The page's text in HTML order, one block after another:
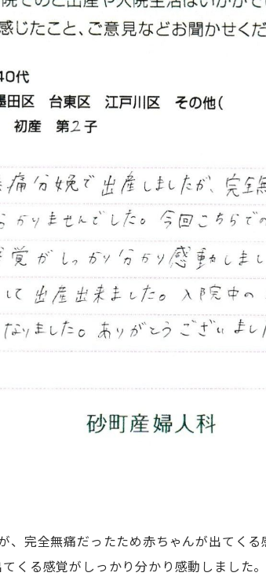
、完全無痛だったため赤ちゃんが出てく
くる感覚がしっかり分かり感動しました